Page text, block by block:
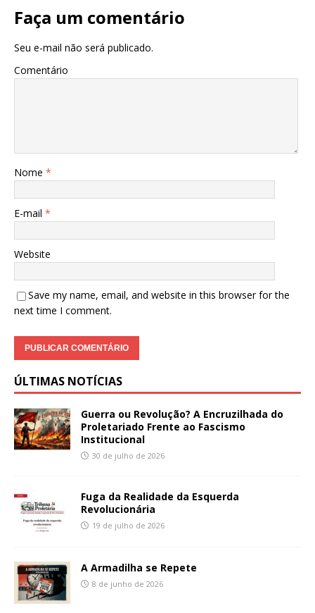
Faça um comentário
Seu e-mail não será publicado.
Comentário
Nome *
E-mail *
Website
Save my name, email, and website in this browser for the
next time I comment.
ÚLTIMAS NOTÍCIAS
Guerra ou Revolução? A Encruzilhada do
Proletariado Frente ao Fascismo
Institucional
30 de julho de 2026
Fuga da Realidade da Esquerda
Revolucionária
19 de julho de 2026
A Armadilha se Repete
8 de junho de 2026